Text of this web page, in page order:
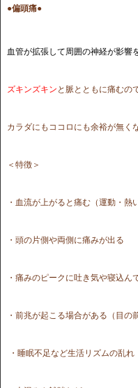
●偏頭痛●
血管が拡張して周囲の神経が影響
ズキンズキン と脈とともに痛むの
カラダにもココロにも余裕が無く
＜特徴＞
・血流が上がると痛む（運動・熱
・頭の片側や両側に痛みが出る
・痛みのピークに吐き気や寝込ん
・前兆が起こる場合がある（目の
・睡眠不足など生活リズムの乱れ